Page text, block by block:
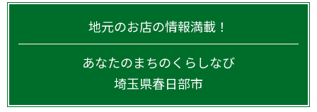
地元のお店の情報満載！
あなたのまちのくらしなび
埼玉県春日部市